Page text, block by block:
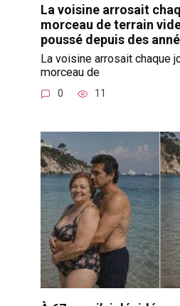
La voisine arrosait
morceau de terrain
poussé depuis des
La voisine arrosait chaque
morceau de
0 11